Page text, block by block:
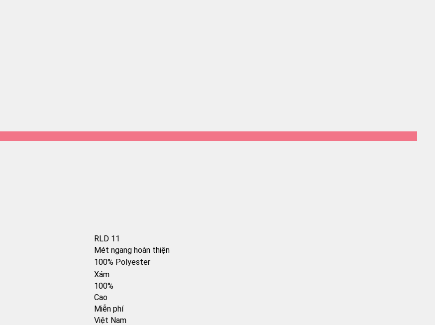
RLD 11
Mét ngang hoàn thiện
100% Polyester
Xám
100%
Cao
Miễn phí
Việt Nam